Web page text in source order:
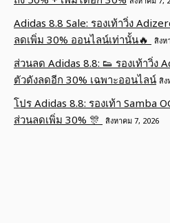
Adidas 8.8 Sale: รองเท้าวิ่ง
ลดเพิ่ม 30% ออนไลน์เท่านั้น🔥
สิงห
ส่วนลด Adidas 8.8: 👟 รองเท้าวิ่ง
ตัวดังลดอีก 30% เฉพาะออนไลน์ สิง
โปร Adidas 8.8: รองเท้า Samba
ส่วนลดเพิ่ม 30% 🎊 สิงหาคม 7, 2026